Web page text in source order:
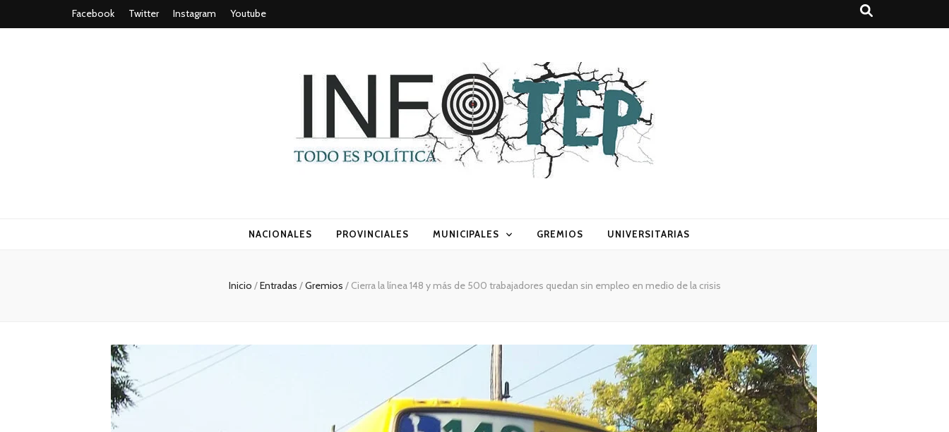
Facebook Twitter Instagram Youtube
Todo es (rosca) política
NACIONALES PROVINCIALES MUNICIPALES GREMIOS UNIVERSITARIAS
Inicio /Entradas /Gremios / Cierra la línea 148 y más de 500 trabajadores quedan sin empleo en medio de la crisis